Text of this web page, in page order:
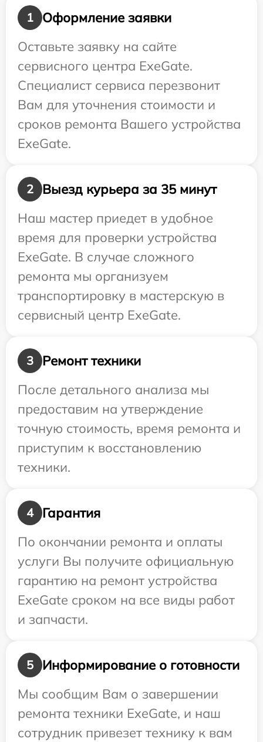
1
Оформление заявки
Оставьте заявку на сайте
сервисного центра ExeGate.
Специалист сервиса перезвонит
Вам для уточнения стоимости и
сроков ремонта Вашего устройства
ExeGate.
2
Выезд курьера за 35 минут
Наш мастер приедет в удобное
время для проверки устройства
ExeGate. В случае сложного
ремонта мы организуем
транспортировку в мастерскую в
сервисный центр ExeGate.
3
Ремонт техники
После детального анализа мы
предоставим на утверждение
точную стоимость, время ремонта и
приступим к восстановлению
техники.
4
Гарантия
По окончании ремонта и оплаты
услуги Вы получите официальную
гарантию на ремонт устройства
ExeGate сроком на все виды работ
и запчасти.
5
Информирование о готовности
Мы сообщим Вам о завершении
ремонта техники ExeGate, и наш
сотрудник привезет технику к вам